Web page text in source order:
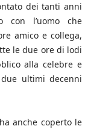
dei tanti anni
con l’uomo che
amico e collega,
le due ore di lodi
alla celebre e
ultimi decenni
anche coperto le